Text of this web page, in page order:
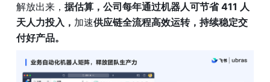
解放出来， 据估算，公司每年通过机器人可节省 411 人
天人力投入， 加速供应链全流程高效运转，持续稳定交
付好产品。